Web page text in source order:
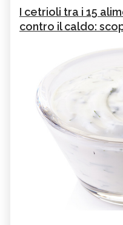
I cetrioli tra i 15
contro il caldo: